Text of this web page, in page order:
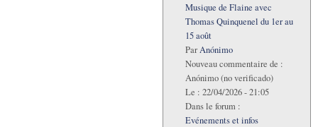
Musique de Flaine avec
Thomas Quinquenel du 1er au
15 août
ParAnónimo
Nouveau commentaire de :
Anónimo (no verificado)
Le : 22/04/2026 - 21:05
Dans le forum :
Evénements et infos